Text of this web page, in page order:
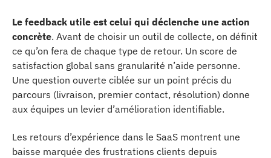
Le feedback utile est celui qui déclenche une action
concrète. Avant de choisir un outil de collecte, on définit
ce qu’on fera de chaque type de retour. Un score de
satisfaction global sans granularité n’aide personne.
Une question ouverte ciblée sur un point précis du
parcours (livraison, premier contact, résolution) donne
aux équipes un levier d’amélioration identifiable.
Les retours d’expérience dans le SaaS montrent une
baisse marquée des frustrations clients depuis